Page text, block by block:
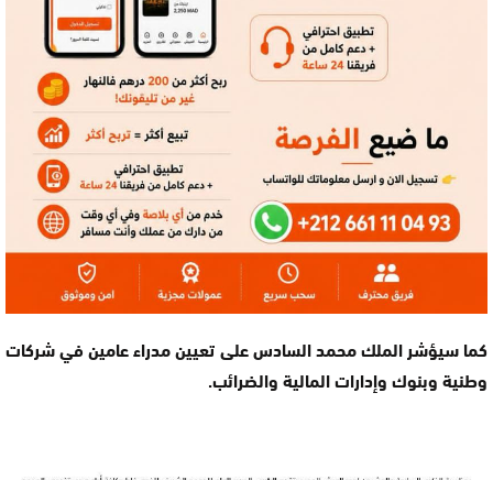
كما سيؤشر الملك محمد السادس على تعيين مدراء عامين في شركات
وطنية وبنوك وإدارات المالية والضرائب.